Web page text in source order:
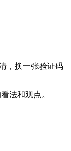
验证码
法和观点。